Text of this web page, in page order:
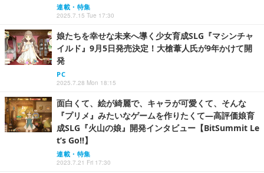
連載・特集
2025.7.15 Tue 17:30
娘たちを幸せな未来へ導く少女育成SLG『マシンチャ
イルド』9月5日発売決定！大槍葦人氏が9年かけて開
発
PC
2025.7.28 Mon 18:15
面白くて、絵が綺麗で、キャラが可愛くて、そんな
『プリメ』みたいなゲームを作りたくて―高評価娘育
成SLG『火山の娘』開発インタビュー【BitSummit Le
t’s Go!!】
連載・特集
2023.7.21 Fri 17:30